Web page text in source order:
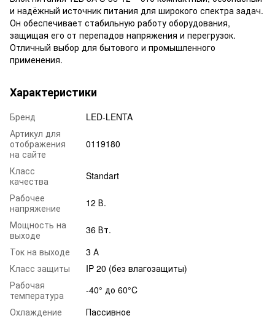
и надёжный источник питания для широкого спектра задач.
Он обеспечивает стабильную работу оборудования,
защищая его от перепадов напряжения и перегрузок.
Отличный выбор для бытового и промышленного
применения.
Характеристики
Бренд
LED-LENTA
Артикул для
отображения
на сайте
0119180
Класс
качества
Standart
Рабочее
напряжение
12 В.
Мощность на
выходе
36 Вт.
Ток на выходе
3 А
Класс защиты
IP 20 (без влагозащиты)
Рабочая
температура
-40° до 60°C
Охлаждение
Пассивное